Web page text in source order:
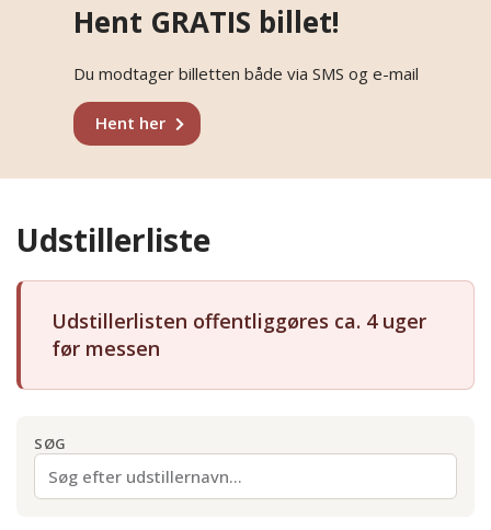
Hent GRATIS billet!
Du modtager billetten både via SMS og e-mail
Hent her
Udstillerliste
Udstillerlisten offentliggøres ca. 4 uger
før messen
SØG